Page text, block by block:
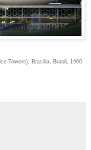
Towers), Brasilia, Brasil, 1960